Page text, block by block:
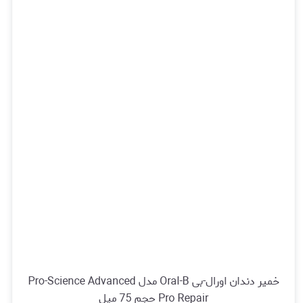
خمیر دندان اورال-بی Oral-B مدل Pro-Science Advanced
Pro Repair حجم 75 میل